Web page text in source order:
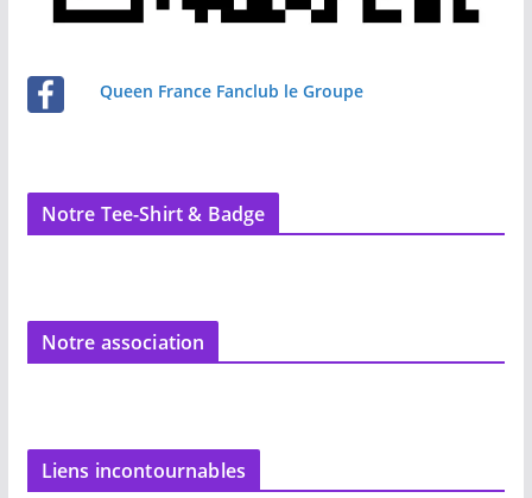
Queen France Fanclub le Groupe
Notre Tee-Shirt & Badge
Notre association
Liens incontournables